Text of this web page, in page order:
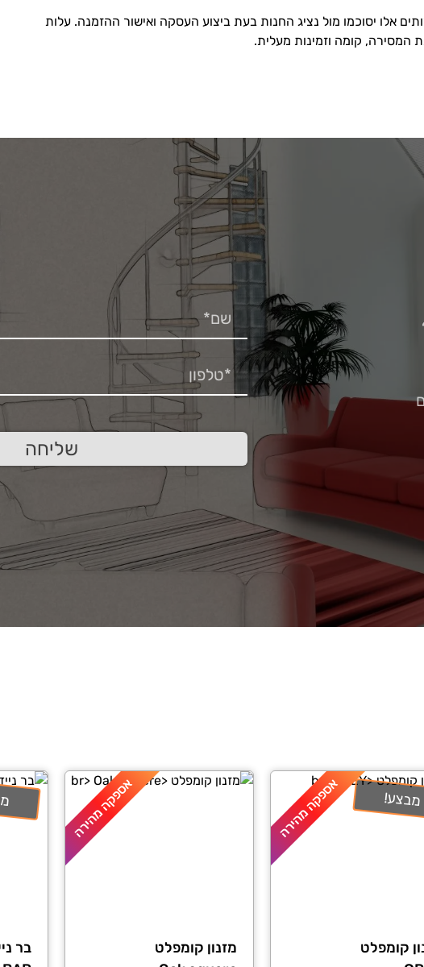
אלו יסוכמו מול נציג החנות בעת ביצוע העסקה ואישור ההזמנה. עלות
המסירה, קומה וזמינות מעלית.
שליחה
אספקה מהירה מבצע!
קומפלט
אספקה מהירה
מזנון קומפלט
בר